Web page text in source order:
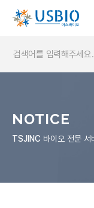
NOTICE
TSJINC 바이오 전문 서